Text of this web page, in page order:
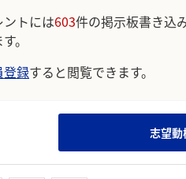
トには603件の掲示板書き込
。
登録すると閲覧できます。
志望動